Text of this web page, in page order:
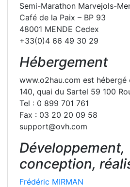
Semi-Marathon Marvejols-
Café de la Paix – BP 93
48001 MENDE Cedex
+33(0)4 66 49 30 29
Hébergement
www.o2hau.com est hébergé
140, quai du Sartel 59 100
Tel : 0 899 701 761
Fax : 03 20 20 09 58
support@ovh.com
Développement,
conception,
Frédéric MIRMAN